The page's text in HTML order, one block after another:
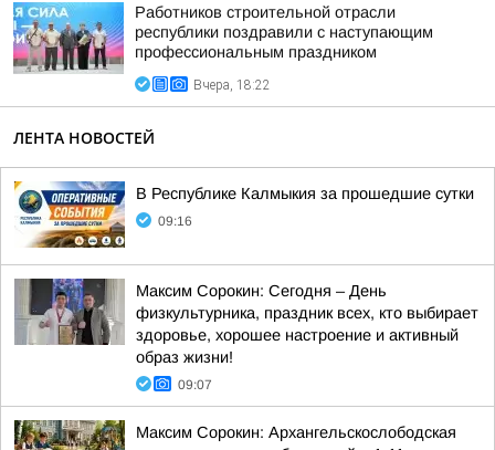
Работников строительной отрасли
республики поздравили с наступающим
профессиональным праздником
Вчера, 18:22
ЛЕНТА НОВОСТЕЙ
В Республике Калмыкия за прошедшие сутки
09:16
Максим Сорокин: Сегодня – День
физкультурника, праздник всех, кто выбирает
здоровье, хорошее настроение и активный
образ жизни!
09:07
Максим Сорокин: Архангельскослободская